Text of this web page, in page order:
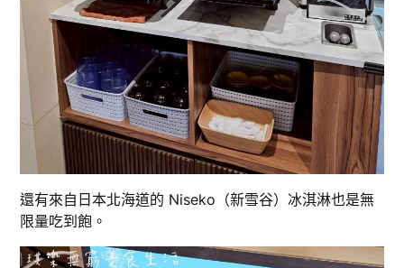
還有來自日本北海道的 Niseko（新雪谷）冰淇淋也是無
限量吃到飽。